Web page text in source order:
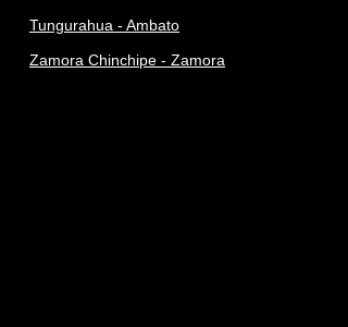
Tungurahua - Ambato
Zamora Chinchipe - Zamora